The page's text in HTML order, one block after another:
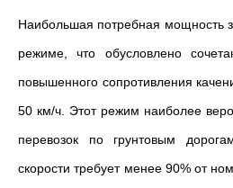
Наибольшая потребная мощность
режиме, что обусловлено
повышенного сопротивления
50 км/ч. Этот режим наиболее
перевозок по грунтовым
скорости требует менее 90% от